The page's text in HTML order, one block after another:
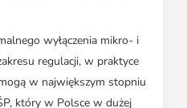
wyłączenia mikro- i
regulacji, w praktyce
w największym stopniu
który w Polsce w dużej